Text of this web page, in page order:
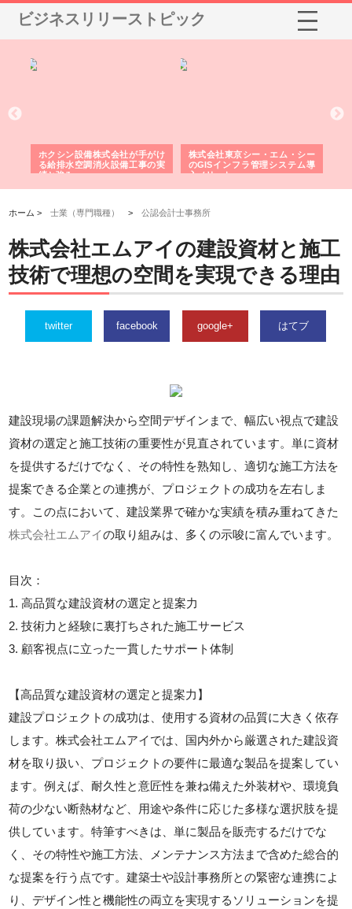
ビジネスリリーストピック
ホクシン設備株式会社が手がけ
る給排水空調消火設備工事の実
績と強み
株式会社東京シー・エム・シー
のGISインフラ管理システム導
入メリット
ホーム >士業（専門職種） >公認会計士事務所
株式会社エムアイの建設資材と施工
技術で理想の空間を実現できる理由
twitter facebook google+ はてブ
建設現場の課題解決から空間デザインまで、幅広い視点で建設
資材の選定と施工技術の重要性が見直されています。単に資材
を提供するだけでなく、その特性を熟知し、適切な施工方法を
提案できる企業との連携が、プロジェクトの成功を左右しま
す。この点において、建設業界で確かな実績を積み重ねてきた
株式会社エムアイの取り組みは、多くの示唆に富んでいます。
目次：
1. 高品質な建設資材の選定と提案力
2. 技術力と経験に裏打ちされた施工サービス
3. 顧客視点に立った一貫したサポート体制
【高品質な建設資材の選定と提案力】
建設プロジェクトの成功は、使用する資材の品質に大きく依存
します。株式会社エムアイでは、国内外から厳選された建設資
材を取り扱い、プロジェクトの要件に最適な製品を提案してい
ます。例えば、耐久性と意匠性を兼ね備えた外装材や、環境負
荷の少ない断熱材など、用途や条件に応じた多様な選択肢を提
供しています。特筆すべきは、単に製品を販売するだけでな
く、その特性や施工方法、メンテナンス方法まで含めた総合的
な提案を行う点です。建築士や設計事務所との緊密な連携によ
り、デザイン性と機能性の両立を実現するソリューションを提